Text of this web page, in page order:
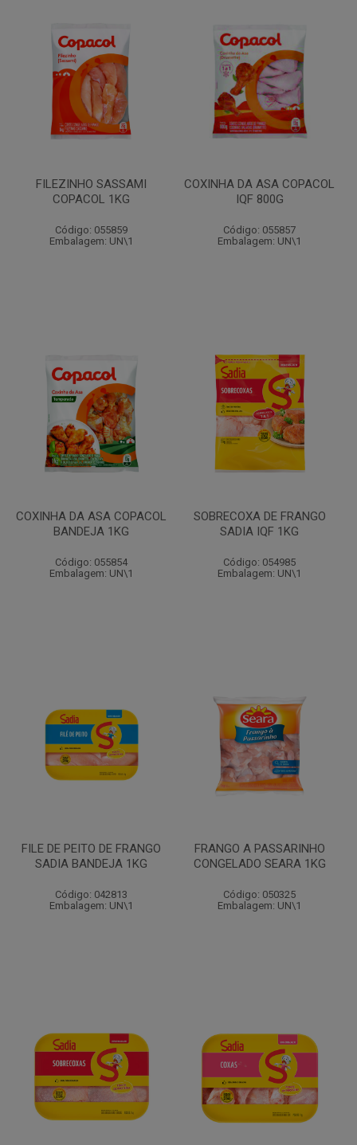
FILEZINHO SASSAMI
COPACOL 1KG
Código: 055859
Embalagem: UN\1
COXINHA DA ASA COPACOL
IQF 800G
Código: 055857
Embalagem: UN\1
COXINHA DA ASA COPACOL
BANDEJA 1KG
Código: 055854
Embalagem: UN\1
SOBRECOXA DE FRANGO
SADIA IQF 1KG
Código: 054985
Embalagem: UN\1
FILE DE PEITO DE FRANGO
SADIA BANDEJA 1KG
Código: 042813
Embalagem: UN\1
FRANGO A PASSARINHO
CONGELADO SEARA 1KG
Código: 050325
Embalagem: UN\1